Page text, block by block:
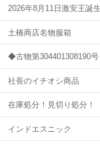
2026年8月11日激安王誕
土橋商店名物服箱
◆古物第304401308190
社長のイチオシ商品
在庫処分！見切り処分！
インドエスニック